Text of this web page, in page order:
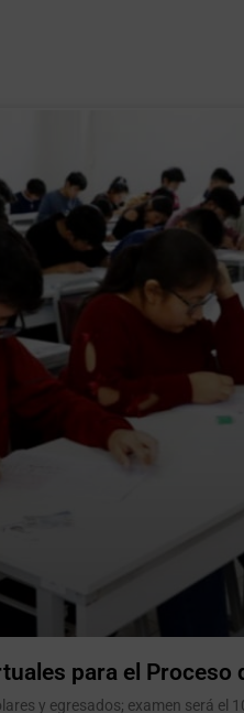
para el Proceso
y egresados; examen será el